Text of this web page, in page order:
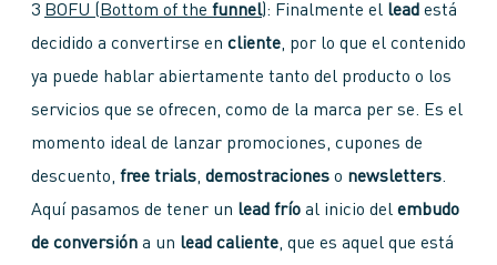
3 BOFU (Bottom of the funnel): Finalmente el lead está
decidido a convertirse en cliente, por lo que el contenido
ya puede hablar abiertamente tanto del producto o los
servicios que se ofrecen, como de la marca per se. Es el
momento ideal de lanzar promociones, cupones de
descuento, free trials, demostraciones o newsletters.
Aquí pasamos de tener un lead frío al inicio del embudo
de conversión a un lead caliente, que es aquel que está